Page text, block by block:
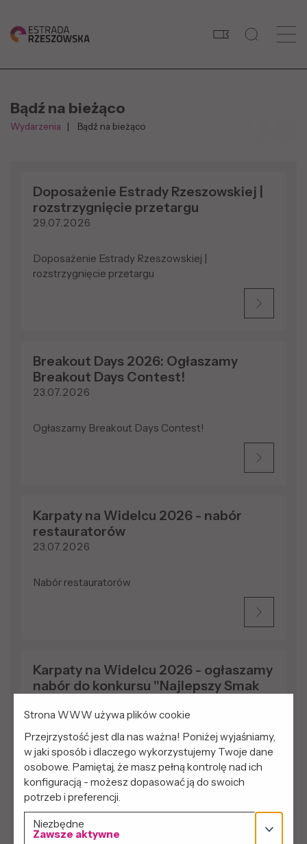
Bądź na bieżąco
Wydarzenia Bądź na bieżąco
Doposażenie Estrady Rzeszowskiej |
rozstrzygnięcie przetargu
29.07.2026
Doposażenie Estrady Rzeszowskiej |
rozstrzygnięcie przetargu
Breakout Days 2026: Ogłaszamy
Breakout Days Contest!
23.07.2026
Ogłaszamy Breakout Days Contest!
Karpaty na Widelcu 2026 - nabór
restauratorów
23.07.2026
Nabór restauratorów
Karpaty na Widelcu 2026 - ogłaszamy
nabór do konkursu "Najlepszy Smak
22.07.2026
Ogłaszamy nabór do konkursu "Najlepszy Smak
Regionu 2026"
Strona WWW używa plików cookie
Przejrzystość jest dla nas ważna! Poniżej wyjaśniamy,
w jaki sposób i dlaczego wykorzystujemy Twoje dane
osobowe. Pamiętaj, że masz pełną kontrolę nad ich
konfiguracją - możesz dopasować ją do swoich
potrzeb i preferencji.
Niezbędne
Zawsze aktywne